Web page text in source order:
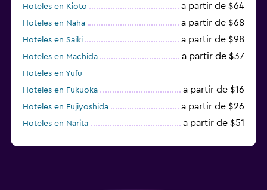
Hoteles en Kioto a partir de $64
Hoteles en Naha a partir de $68
Hoteles en Saiki a partir de $98
Hoteles en Machida a partir de $37
Hoteles en Yufu
Hoteles en Fukuoka
a partir de $16
Hoteles en Fujiyoshida a partir de $26
Hoteles en Narita a partir de $51